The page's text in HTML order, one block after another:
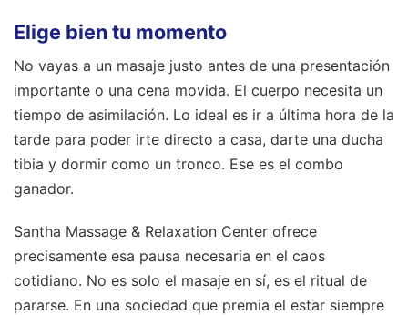
Elige bien tu momento
No vayas a un masaje justo antes de una presentación
importante o una cena movida. El cuerpo necesita un
tiempo de asimilación. Lo ideal es ir a última hora de la
tarde para poder irte directo a casa, darte una ducha
tibia y dormir como un tronco. Ese es el combo
ganador.
Santha Massage & Relaxation Center ofrece
precisamente esa pausa necesaria en el caos
cotidiano. No es solo el masaje en sí, es el ritual de
pararse. En una sociedad que premia el estar siempre